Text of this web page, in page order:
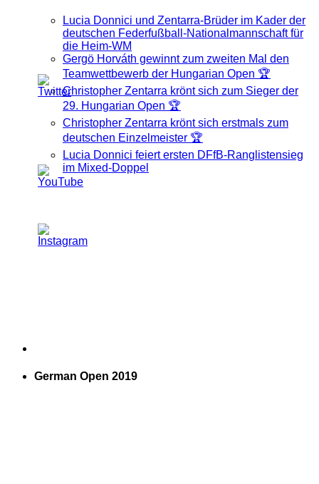
Lucia Donnici und Zentarra-Brüder im Kader der
deutschen Federfußball-Nationalmannschaft für
die Heim-WM
Gergö Horváth gewinnt zum zweiten Mal den
Teamwettbewerb der Hungarian Open 🏆
Christopher Zentarra krönt sich zum Sieger der
29. Hungarian Open 🏆
Christopher Zentarra krönt sich erstmals zum
deutschen Einzelmeister 🏆
Lucia Donnici feiert ersten DFfB-Ranglistensieg
im Mixed-Doppel
German Open 2019